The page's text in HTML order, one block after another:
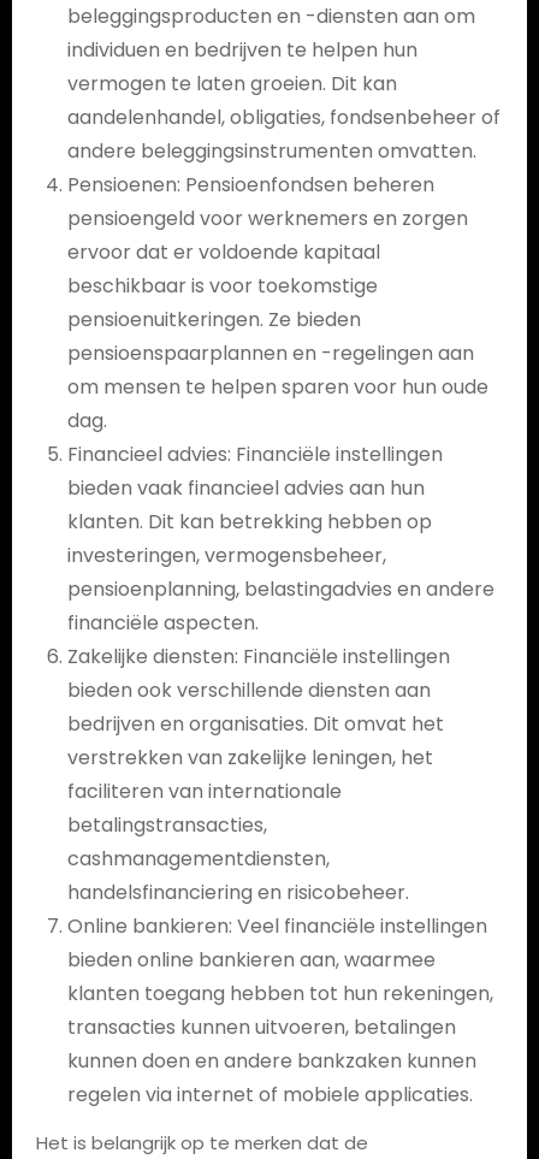
beleggingsproducten en -diensten aan om
individuen en bedrijven te helpen hun
vermogen te laten groeien. Dit kan
aandelenhandel, obligaties, fondsenbeheer of
andere beleggingsinstrumenten omvatten.
Pensioenen: Pensioenfondsen beheren
pensioengeld voor werknemers en zorgen
ervoor dat er voldoende kapitaal
beschikbaar is voor toekomstige
pensioenuitkeringen. Ze bieden
pensioenspaarplannen en -regelingen aan
om mensen te helpen sparen voor hun oude
dag.
Financieel advies: Financiële instellingen
bieden vaak financieel advies aan hun
klanten. Dit kan betrekking hebben op
investeringen, vermogensbeheer,
pensioenplanning, belastingadvies en andere
financiële aspecten.
Zakelijke diensten: Financiële instellingen
bieden ook verschillende diensten aan
bedrijven en organisaties. Dit omvat het
verstrekken van zakelijke leningen, het
faciliteren van internationale
betalingstransacties,
cashmanagementdiensten,
handelsfinanciering en risicobeheer.
Online bankieren: Veel financiële instellingen
bieden online bankieren aan, waarmee
klanten toegang hebben tot hun rekeningen,
transacties kunnen uitvoeren, betalingen
kunnen doen en andere bankzaken kunnen
regelen via internet of mobiele applicaties.
Het is belangrijk op te merken dat de